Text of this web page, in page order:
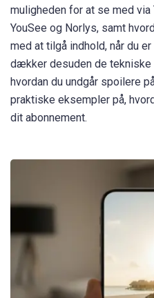
muligheden for at se med
YouSee og Norlys, samt
med at tilgå indhold, når du
dækker desuden de tekniske
hvordan du undgår spoilere
praktiske eksempler på,
dit abonnement.